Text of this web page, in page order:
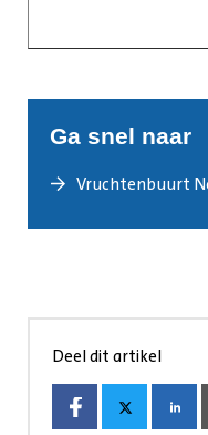
Ga snel naar
Vruchtenbuurt
Deel dit artikel